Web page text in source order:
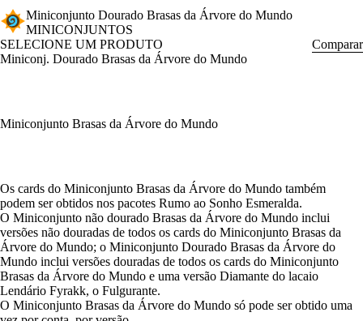
Miniconjunto Dourado Brasas da Árvore do Mundo
MINICONJUNTOS
SELECIONE UM PRODUTO
Comparar
Miniconj. Dourado Brasas da Árvore do Mundo
Miniconjunto Brasas da Árvore do Mundo
Available actions
Os cards do Miniconjunto Brasas da Árvore do Mundo também
podem ser obtidos nos pacotes Rumo ao Sonho Esmeralda.
O Miniconjunto não dourado Brasas da Árvore do Mundo inclui
versões não douradas de todos os cards do Miniconjunto Brasas da
Árvore do Mundo; o Miniconjunto Dourado Brasas da Árvore do
Mundo inclui versões douradas de todos os cards do Miniconjunto
Brasas da Árvore do Mundo e uma versão Diamante do lacaio
Lendário Fyrakk, o Fulgurante.
O Miniconjunto Brasas da Árvore do Mundo só pode ser obtido uma